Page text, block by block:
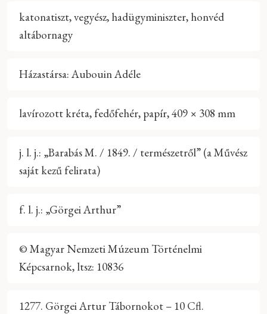
katonatiszt, vegyész, hadügyminiszter, honvéd
altábornagy
Házastársa: Aubouin Adéle
lavírozott kréta, fedőfehér, papír, 409 × 308 mm
j. l. j.: „Barabás M. / 1849. / természetről” (a Művész
saját kezű felirata)
f. l. j.: „Görgei Arthur”
© Magyar Nemzeti Múzeum Történelmi
Képcsarnok, ltsz: 10836
1277. Görgei Artur Tábornokot – 10 Cfl.